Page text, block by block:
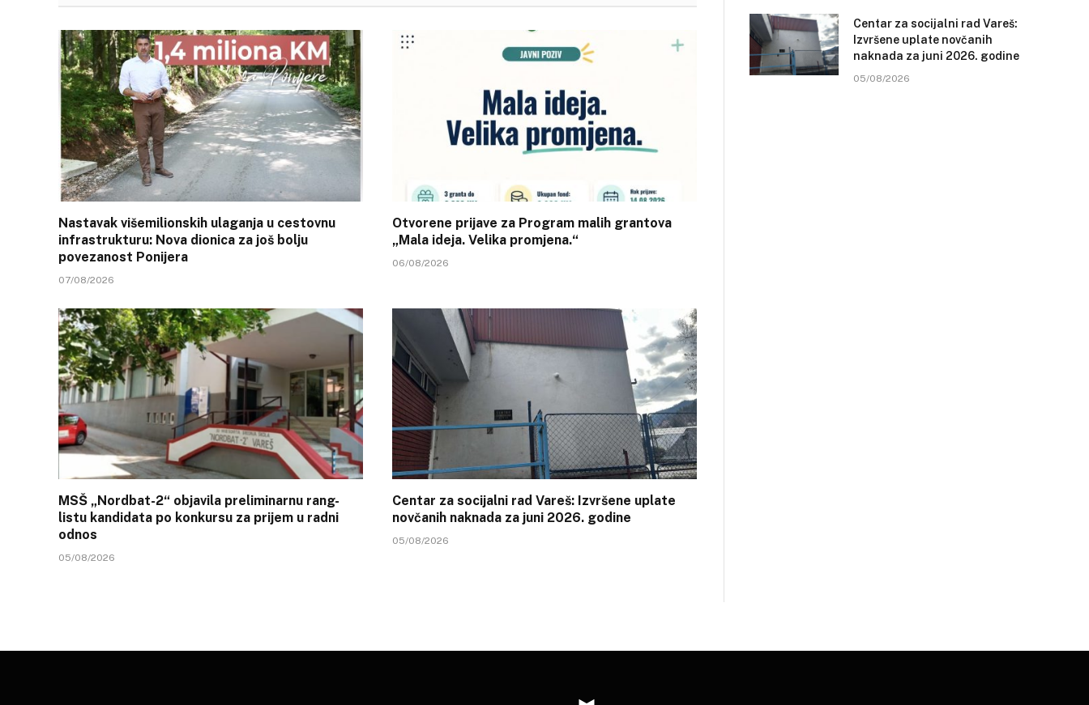
Nastavak višemilionskih ulaganja u cestovnu
infrastrukturu: Nova dionica za još bolju
povezanost Ponijera
07/08/2026
Otvorene prijave za Program malih grantova
„Mala ideja. Velika promjena.“
06/08/2026
MSŠ „Nordbat-2“ objavila preliminarnu rang-
listu kandidata po konkursu za prijem u radni
odnos
05/08/2026
Centar za socijalni rad Vareš: Izvršene uplate
novčanih naknada za juni 2026. godine
05/08/2026
Centar za socijalni rad Vareš:
Izvršene uplate novčanih
naknada za juni 2026. godine
05/08/2026